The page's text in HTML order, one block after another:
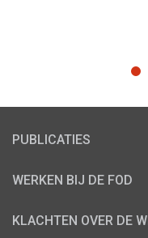
PUBLICATIES
WERKEN BIJ DE FOD
KLACHTEN OVER DE